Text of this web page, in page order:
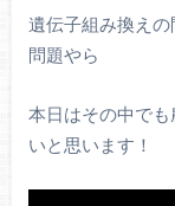
遺伝子組み換え
問題やら
本日はその中で
いと思います！